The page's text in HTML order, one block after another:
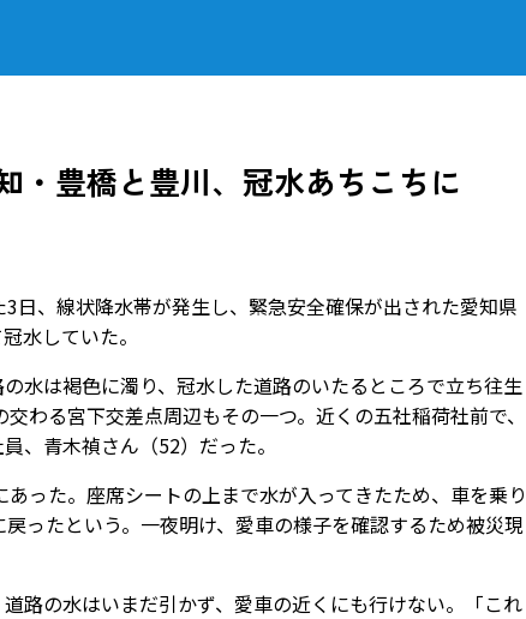
豊橋と豊川、冠水あちこちに
、線状降水帯が発生し、緊急安全確保が出された愛知県
水していた。
水は褐色に濁り、冠水した道路のいたるところで立ち往生
わる宮下交差点周辺もその一つ。近くの五社稲荷社前で、
、青木禎さん（52）だった。
った。座席シートの上まで水が入ってきたため、車を乗り
ったという。一夜明け、愛車の様子を確認するため被災現
路の水はいまだ引かず、愛車の近くにも行けない。「これ